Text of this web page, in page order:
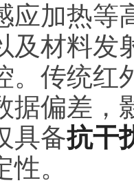
应加热等
及材料发
。传统红
据偏差，
具备抗干
。